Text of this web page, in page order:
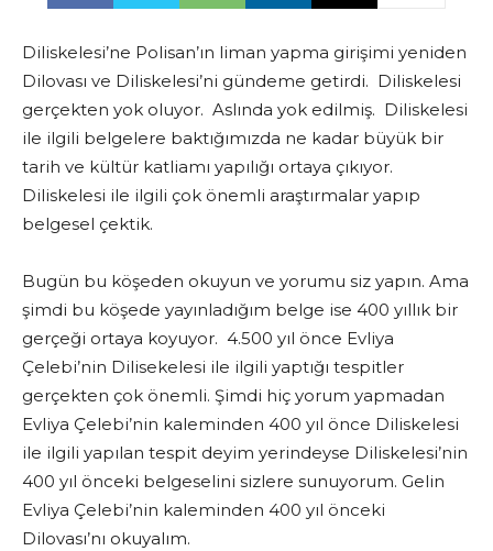
Diliskelesi’ne Polisan’ın liman yapma girişimi yeniden
Dilovası ve Diliskelesi’ni gündeme getirdi. Diliskelesi
gerçekten yok oluyor. Aslında yok edilmiş. Diliskelesi
ile ilgili belgelere baktığımızda ne kadar büyük bir
tarih ve kültür katliamı yapılığı ortaya çıkıyor.
Diliskelesi ile ilgili çok önemli araştırmalar yapıp
belgesel çektik.
Bugün bu köşeden okuyun ve yorumu siz yapın. Ama
şimdi bu köşede yayınladığım belge ise 400 yıllık bir
gerçeği ortaya koyuyor. 4.500 yıl önce Evliya
Çelebi’nin Dilisekelesi ile ilgili yaptığı tespitler
gerçekten çok önemli. Şimdi hiç yorum yapmadan
Evliya Çelebi’nin kaleminden 400 yıl önce Diliskelesi
ile ilgili yapılan tespit deyim yerindeyse Diliskelesi’nin
400 yıl önceki belgeselini sizlere sunuyorum. Gelin
Evliya Çelebi’nin kaleminden 400 yıl önceki
Dilovası’nı okuyalım.